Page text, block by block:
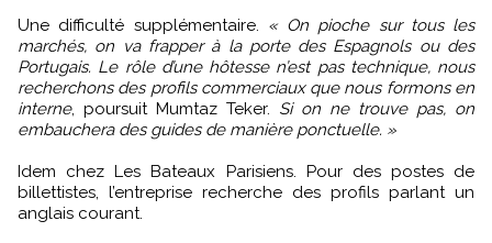
Une difficulté supplémentaire. « On pioche sur tous les
marchés, on va frapper à la porte des Espagnols ou des
Portugais. Le rôle d’une hôtesse n’est pas technique, nous
recherchons des profils commerciaux que nous formons en
interne, poursuit Mumtaz Teker. Si on ne trouve pas, on
embauchera des guides de manière ponctuelle. »
Idem chez Les Bateaux Parisiens. Pour des postes de
billettistes, l’entreprise recherche des profils parlant un
anglais courant.